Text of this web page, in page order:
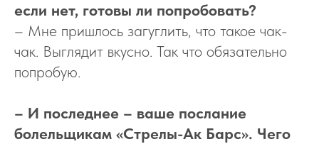
если нет, готовы ли попробовать?
– Мне пришлось загуглить, что такое чак-
чак. Выглядит вкусно. Так что обязательно
попробую.
– И последнее – ваше послание
болельщикам «Стрелы-Ак Барс». Чего